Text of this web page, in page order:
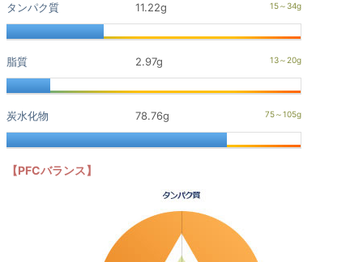
タンパク質 11.22g
脂質 2.97g
炭水化物 78.76g
【PFCバランス】